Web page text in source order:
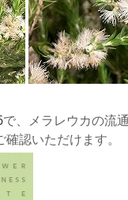
で、メラレウカの流
認いただけます。